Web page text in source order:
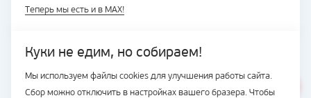
Куки не едим, но собираем!
Мы используем файлы cookies для улучшения работы сайта.
Сбор можно отключить в настройках вашего бразера. Чтобы
Теперь мы есть и в MAX!